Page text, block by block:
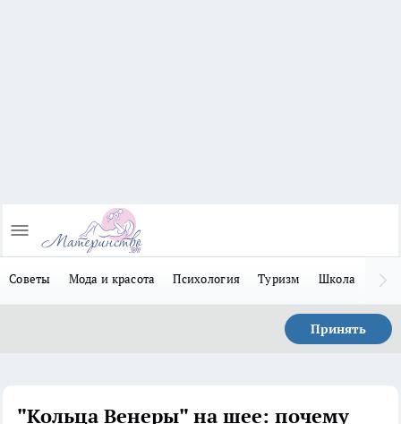
Советы Мода и красота Психология Туризм Школа
Принять
"Кольца Венеры" на шее: почему